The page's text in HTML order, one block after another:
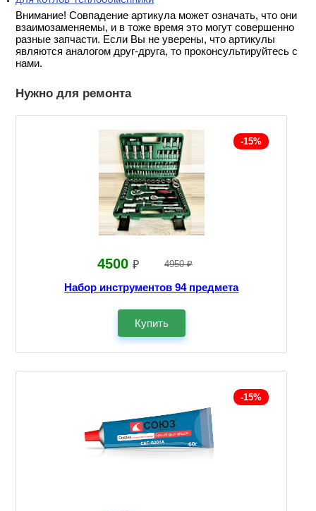
Внимание! Совпадение артикула может означать, что они
взаимозаменяемы, и в тоже время это могут совершенно
разные запчасти. Если Вы не уверены, что артикулы
являются аналогом друг-друга, то проконсультируйтесь с
нами.
Нужно для ремонта
-15%
4500 ₽ 4950 ₽
Набор инструментов 94 предмета
Купить
-15%